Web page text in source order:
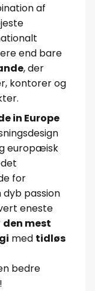
af
end bare
, der
kontorer og
in Europe
europæisk
for
passion
eneste
den mest
med tidløs
bedre